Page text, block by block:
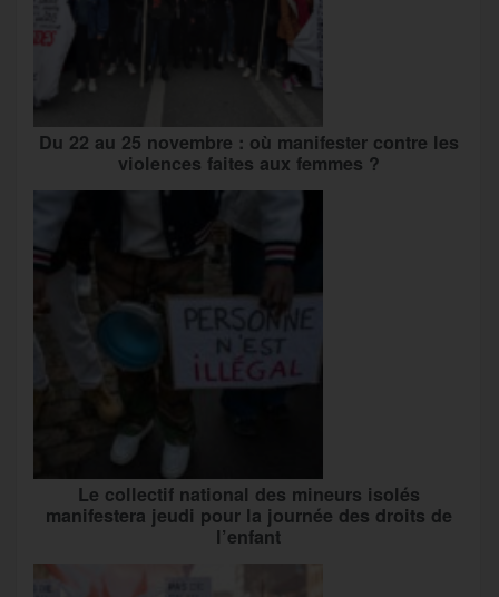
Du 22 au 25 novembre : où manifester contre les
violences faites aux femmes ?
Le collectif national des mineurs isolés
manifestera jeudi pour la journée des droits de
l’enfant